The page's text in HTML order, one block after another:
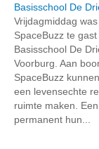
Basisschool De
Vrijdagmiddag
SpaceBuzz te
Basisschool De
Voorburg. Aan
SpaceBuzz
een levensechte
ruimte maken.
permanent hun...